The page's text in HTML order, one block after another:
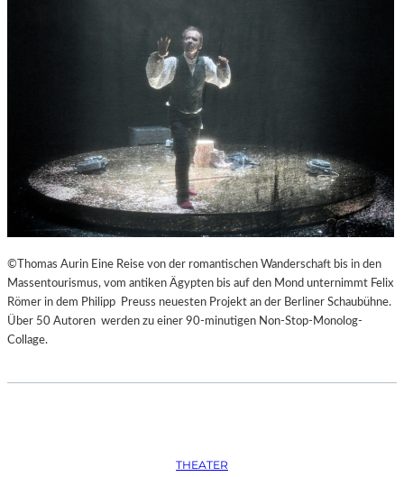
©Thomas Aurin Eine Reise von der romantischen Wanderschaft bis in den
Massentourismus, vom antiken Ägypten bis auf den Mond unternimmt Felix
Römer in dem Philipp Preuss neuesten Projekt an der Berliner Schaubühne.
Über 50 Autoren werden zu einer 90-minutigen Non-Stop-Monolog-
Collage.
THEATER